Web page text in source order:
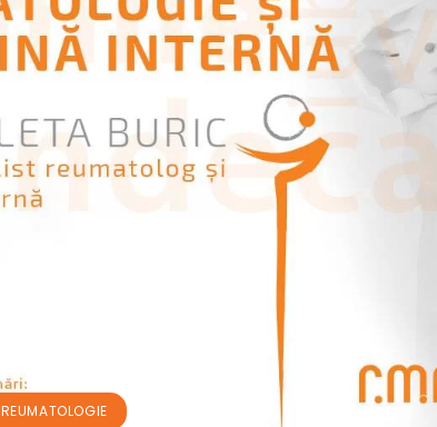
REUMATOLOGIE